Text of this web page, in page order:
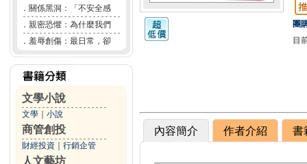
． 關係黑洞：「不安全感
． 親密恐懼：為什麼我們
． 羞辱創傷：最日常，卻
文學小說
文學 小說
商管創投
財經投資 行銷企管
人文藝坊
團
目
內容簡介 作者介紹 書